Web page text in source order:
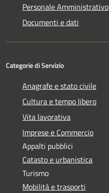
Personale Amministrativo
Documenti e dati
Categorie di Servizio
Anagrafe e stato civile
Cultura e tempo libero
Vita lavorativa
Imprese e Commercio
Appalti pubblici
Catasto e urbanistica
Turismo
Mobilità e trasporti